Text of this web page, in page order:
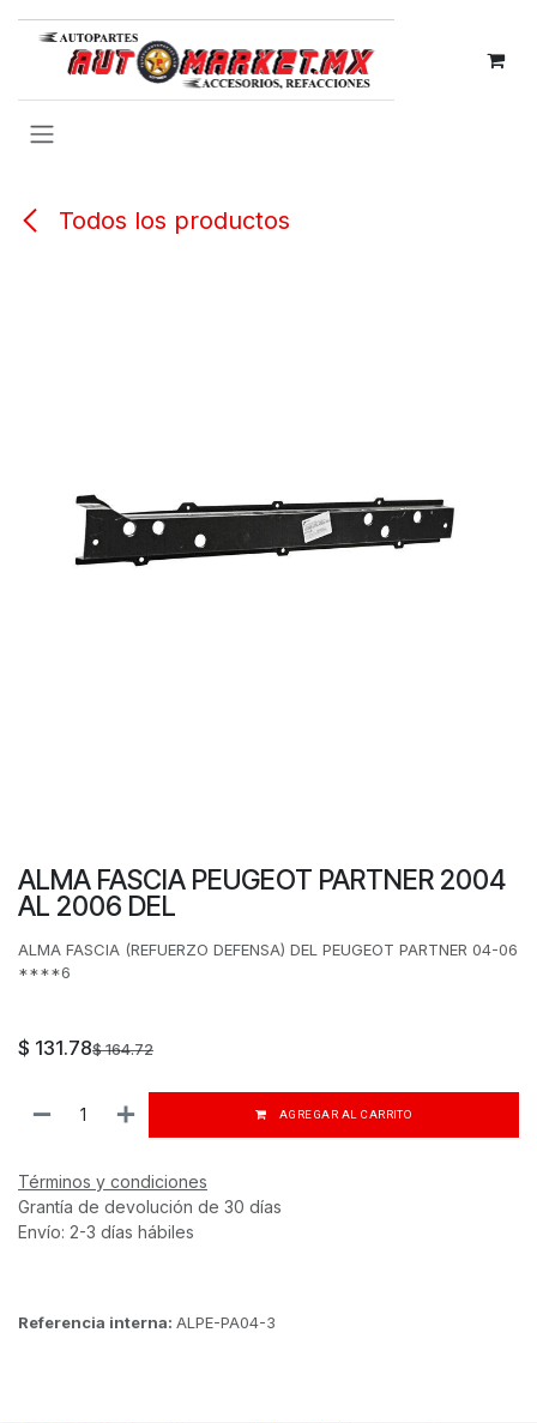
Todos los productos
ALMA FASCIA PEUGEOT PARTNER 2004
AL 2006 DEL
ALMA FASCIA (REFUERZO DEFENSA) DEL PEUGEOT PARTNER 04-06
****6
$ 131.78$164.72
AGREGAR AL CARRITO
Términos y condiciones
Grantía de devolución de 30 días
Envío: 2-3 días hábiles
Referencia interna: ALPE-PA04-3